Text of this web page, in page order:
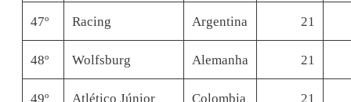
47º Racing Argentina 21
48º Wolfsburg Alemanha 21
49º Atlético Júnior Colombia 21